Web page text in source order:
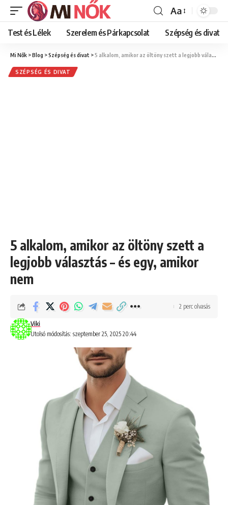
Font
Resizer
Aa
Test és Lélek Szerelem és Párkapcsolat Szépség és divat
Mi Nők >Blog >Szépség és divat >5 alkalom, amikor az öltöny szett a legjobb választás – és egy, amikor nem
SZÉPSÉG ÉS DIVAT
5 alkalom, amikor az öltöny szett a
legjobb választás – és egy, amikor
nem
Utolsó módosítás: szeptember 25, 2025 20:44
Viki
2 perc olvasás